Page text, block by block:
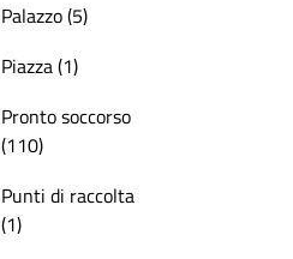
Palazzo (5)
Piazza (1)
Pronto soccorso
(110)
Punti di raccolta
(1)